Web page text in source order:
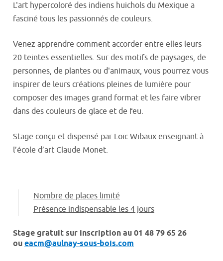
L'art hypercoloré des indiens huichols du Mexique a
fasciné tous les passionnés de couleurs.
Venez apprendre comment accorder entre elles leurs
20 teintes essentielles. Sur des motifs de paysages, de
personnes, de plantes ou d'animaux, vous pourrez vous
inspirer de leurs créations pleines de lumière pour
composer des images grand format et les faire vibrer
dans des couleurs de glace et de feu.
Stage conçu et dispensé par Loïc Wibaux enseignant à
l’école d’art Claude Monet.
Nombre de places limité
Présence indispensable les 4 jours
Stage gratuit sur inscription au 01 48 79 65 26
oueacm@aulnay-sous-bois.com